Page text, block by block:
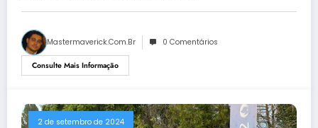
Mastermaverick.com.br 0 Comentários
Consulte Mais Informação
2 de setembro de 2024